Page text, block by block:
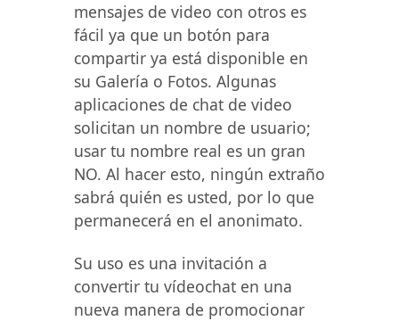
mensajes de video con otros es
fácil ya que un botón para
compartir ya está disponible en
su Galería o Fotos. Algunas
aplicaciones de chat de video
solicitan un nombre de usuario;
usar tu nombre real es un gran
NO. Al hacer esto, ningún extraño
sabrá quién es usted, por lo que
permanecerá en el anonimato.
Su uso es una invitación a
convertir tu vídeochat en una
nueva manera de promocionar